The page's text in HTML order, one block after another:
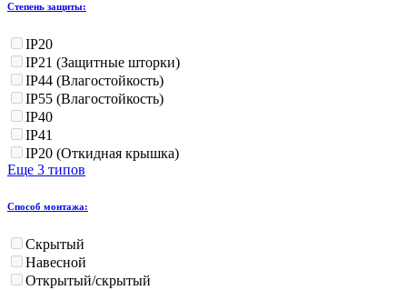
Степень защиты:
IP20
IP21 (Защитные шторки)
IP44 (Влагостойкость)
IP55 (Влагостойкость)
IP40
IP41
IP20 (Откидная крышка)
Еще 3 типов
Способ монтажа:
Скрытый
Навесной
Открытый/скрытый